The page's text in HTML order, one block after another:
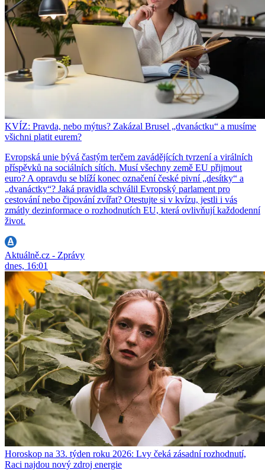
KVÍZ: Pravda, nebo mýtus? Zakázal Brusel „dvanáctku“ a musíme
všichni platit eurem?
Evropská unie bývá častým terčem zavádějících tvrzení a virálních
příspěvků na sociálních sítích. Musí všechny země EU přijmout
euro? A opravdu se blíží konec označení české pivní „desítky“ a
„dvanáctky“? Jaká pravidla schválil Evropský parlament pro
cestování nebo čipování zvířat? Otestujte si v kvízu, jestli i vás
zmátly dezinformace o rozhodnutích EU, která ovlivňují každodenní
život.
Aktuálně.cz - Zprávy
dnes, 16:01
Horoskop na 33. týden roku 2026: Lvy čeká zásadní rozhodnutí,
Raci najdou nový zdroj energie